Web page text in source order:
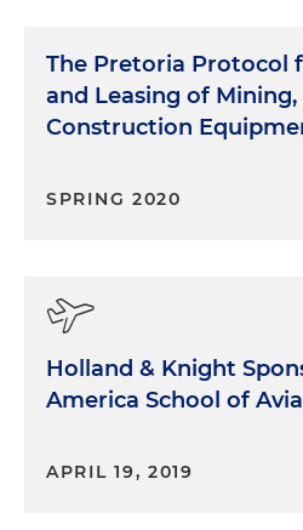
The Pretoria Protocol
and Leasing of
Construction
SPRING 2020
Holland & Knight
America School of
APRIL 19, 2019